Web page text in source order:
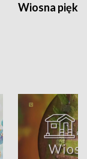
Wiosna